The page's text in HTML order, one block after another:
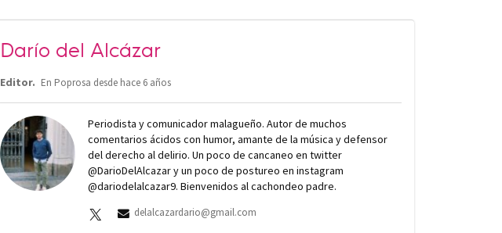
Darío del Alcázar
Editor. En Poprosa desde hace 6 años
Periodista y comunicador malagueño. Autor de muchos
comentarios ácidos con humor, amante de la música y defensor
del derecho al delirio. Un poco de cancaneo en twitter
@DarioDelAlcazar y un poco de postureo en instagram
@dariodelalcazar9. Bienvenidos al cachondeo padre.
delalcazardario@gmail.com